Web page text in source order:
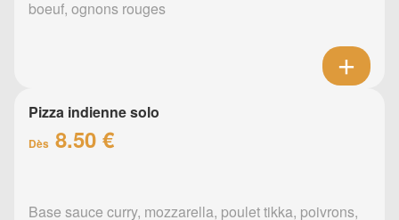
boeuf, ognons rouges
Pizza indienne solo
Dès 8.50 €
Base sauce curry, mozzarella, poulet tikka, poivrons,